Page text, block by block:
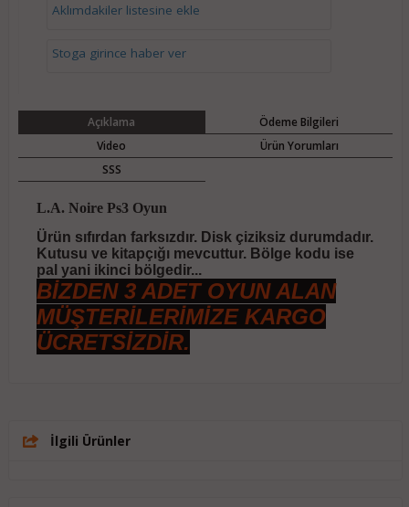
Aklımdakiler listesine ekle
Stoga girince haber ver
Açıklama
Ödeme Bilgileri
Video
Ürün Yorumları
SSS
L.A. Noire Ps3 Oyun
Ürün sıfırdan farksızdır. Disk çiziksiz durumdadır.
Kutusu ve kitapçığı mevcuttur. Bölge kodu ise
pal yani ikinci bölgedir...
BİZDEN 3 ADET OYUN ALAN
MÜŞTERİLERİMİZE KARGO
ÜCRETSİZDİR.
İlgili Ürünler